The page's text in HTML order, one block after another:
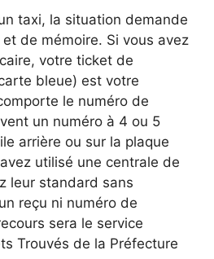
taxi, la situation demande
et de mémoire. Si vous avez
votre ticket de
bleue) est votre
le numéro de
un numéro à 4 ou 5
arrière ou sur la plaque
utilisé une centrale de
leur standard sans
reçu ni numéro de
sera le service
Trouvés de la Préfecture